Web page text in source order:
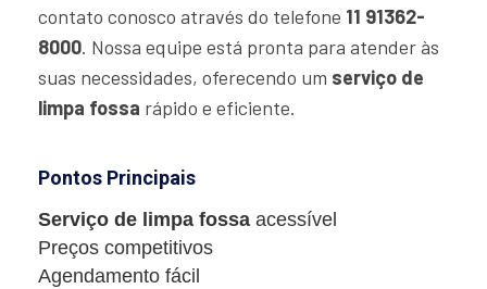
contato conosco através do telefone 11 91362-
8000. Nossa equipe está pronta para atender às
suas necessidades, oferecendo um serviço de
limpa fossa rápido e eficiente.
Pontos Principais
Serviço de limpa fossa acessível
Preços competitivos
Agendamento fácil